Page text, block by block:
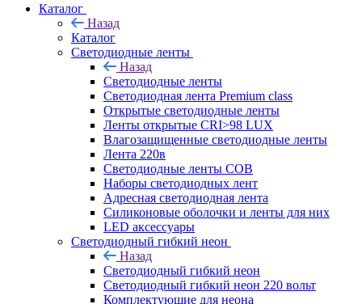
Каталог
Назад
Каталог
Светодиодные ленты
Назад
Светодиодные ленты
Светодиодная лента Premium class
Открытые светодиодные ленты
Ленты открытые CRI>98 LUX
Влагозащищенные светодиодные ленты
Лента 220в
Светодиодные ленты COB
Наборы светодиодных лент
Адресная светодиодная лента
Силиконовые оболочки и ленты для них
LED аксессуары
Светодиодный гибкий неон
Назад
Светодиодный гибкий неон
Светодиодный гибкий неон 220 вольт
Комплектующие для неона